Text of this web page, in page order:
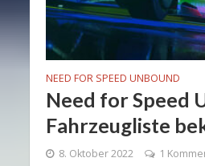
NEED FOR SPEED UNBOUND
Need for Speed
Fahrzeugliste
8. Oktober 2022 1